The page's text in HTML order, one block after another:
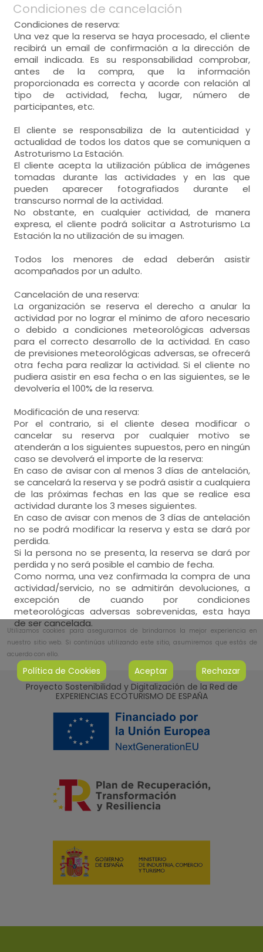
Condiciones de cancelación
Condiciones de reserva:
Una vez que la reserva se haya procesado, el cliente
recibirá un email de confirmación a la dirección de
email indicada. Es su responsabilidad comprobar,
antes de la compra, que la información
proporcionada es correcta y acorde con relación al
tipo de actividad, fecha, lugar, número de
participantes, etc.
El cliente se responsabiliza de la autenticidad y
actualidad de todos los datos que se comuniquen a
Astroturismo La Estación.
El cliente acepta la utilización pública de imágenes
tomadas durante las actividades y en las que
pueden aparecer fotografiados durante el
transcurso normal de la actividad.
No obstante, en cualquier actividad, de manera
expresa, el cliente podrá solicitar a Astroturismo La
Estación la no utilización de su imagen.
Todos los menores de edad deberán asistir
acompañados por un adulto.
Cancelación de una reserva:
La organización se reserva el derecho a anular la
actividad por no lograr el mínimo de aforo necesario
o debido a condiciones meteorológicas adversas
para el correcto desarrollo de la actividad. En caso
de previsiones meteorológicas adversas, se ofrecerá
otra fecha para realizar la actividad. Si el cliente no
pudiera asistir en esa fecha o en las siguientes, se le
devolvería el 100% de la reserva.
Modificación de una reserva:
Por el contrario, si el cliente desea modificar o
cancelar su reserva por cualquier motivo se
atenderán a los siguientes supuestos, pero en ningún
caso se devolverá el importe de la reserva:
En caso de avisar con al menos 3 días de antelación,
se cancelará la reserva y se podrá asistir a cualquiera
de las próximas fechas en las que se realice esa
actividad durante los 3 meses siguientes.
En caso de avisar con menos de 3 días de antelación
no se podrá modificar la reserva y esta se dará por
perdida.
Si la persona no se presenta, la reserva se dará por
perdida y no será posible el cambio de fecha.
Como norma, una vez confirmada la compra de una
actividad/servicio, no se admitirán devoluciones, a
excepción de cuando por condiciones
meteorológicas adversas sobrevenidas, esta haya
de ser cancelada.
Proyecto Sostenibilidad y Digitalización de la Red de
EXPERIENCIAS ECOTURISMO DE ESPAÑA
Utilizamos cookies para asegurarnos de brindarnos la mejor experiencia en
nuestro sitio web. Si continúas utilizando este sitio, asumiremos que estás de
acuerdo con ello.
Política de Cookies Aceptar Rechazar